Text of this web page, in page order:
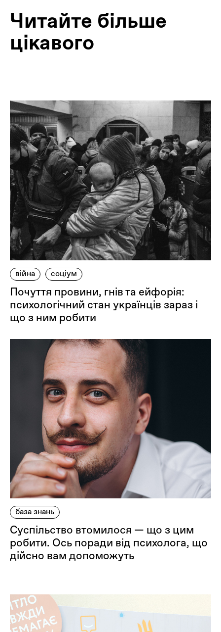
Читайте більше
цікавого
війна соціум
Почуття провини, гнів та ейфорія:
психологічний стан українців зараз і
що з ним робити
база знань
Суспільство втомилося — що з цим
робити. Ось поради від психолога, що
дійсно вам допоможуть